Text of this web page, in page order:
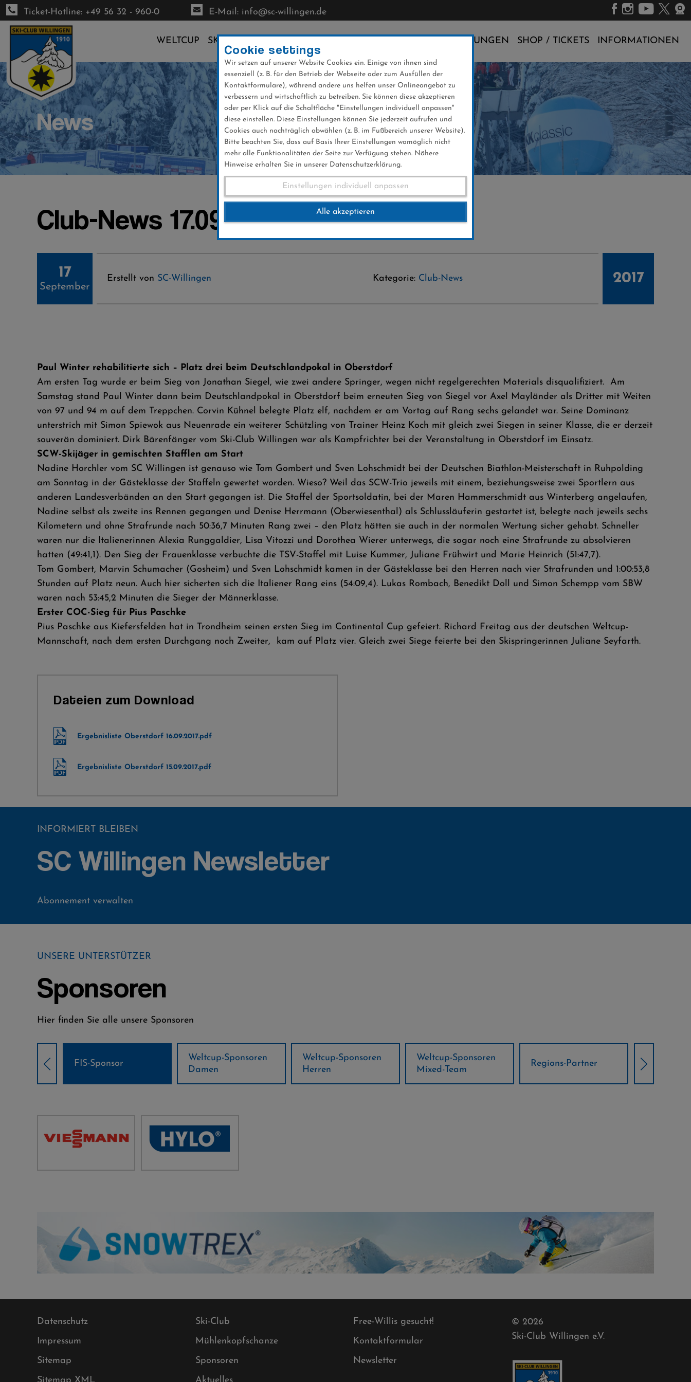
Direkt
zum
Inhalt
Ticket-Hotline: +49 56 32 - 960-0 E-Mail: info@sc-willingen.de
WELTCUP SKI-CLUB VERANSTALTUNGEN SHOP / TICKETS INFORMATIONEN
News
Club-News 17.09.2017
17
September
Erstellt von SC-Willingen Kategorie: Club-News 2017
Paul Winter rehabilitierte sich – Platz drei beim Deutschlandpokal in Oberstdorf
Am ersten Tag wurde er beim Sieg von Jonathan Siegel, wie zwei andere Springer, wegen nicht regelgerechten Materials disqualifiziert. Am
Samstag stand Paul Winter dann beim Deutschlandpokal in Oberstdorf beim erneuten Sieg von Siegel vor Axel Mayländer als Dritter mit Weiten
von 97 und 94 m auf dem Treppchen. Corvin Kühnel belegte Platz elf, nachdem er am Vortag auf Rang sechs gelandet war. Seine Dominanz
unterstrich mit Simon Spiewok aus Neuenrade ein weiterer Schützling von Trainer Heinz Koch mit gleich zwei Siegen in seiner Klasse, die er derzeit
souverän dominiert. Dirk Bärenfänger vom Ski-Club Willingen war als Kampfrichter bei der Veranstaltung in Oberstdorf im Einsatz.
SCW-Skijäger in gemischten Stafflen am Start
Nadine Horchler vom SC Willingen ist genauso wie Tom Gombert und Sven Lohschmidt bei der Deutschen Biathlon-Meisterschaft in Ruhpolding
am Sonntag in der Gästeklasse der Staffeln gewertet worden. Wieso? Weil das SCW-Trio jeweils mit einem, beziehungsweise zwei Sportlern aus
anderen Landesverbänden an den Start gegangen ist. Die Staffel der Sportsoldatin, bei der Maren Hammerschmidt aus Winterberg angelaufen,
Nadine selbst als zweite ins Rennen gegangen und Denise Herrmann (Oberwiesenthal) als Schlussläuferin gestartet ist, belegte nach jeweils sechs
Kilometern und ohne Strafrunde nach 50:36,7 Minuten Rang zwei – den Platz hätten sie auch in der normalen Wertung sicher gehabt. Schneller
waren nur die Italienerinnen Alexia Runggaldier, Lisa Vitozzi und Dorothea Wierer unterwegs, die sogar noch eine Strafrunde zu absolvieren
hatten (49:41,1). Den Sieg der Frauenklasse verbuchte die TSV-Staffel mit Luise Kummer, Juliane Frühwirt und Marie Heinrich (51:47,7).
Tom Gombert, Marvin Schumacher (Gosheim) und Sven Lohschmidt kamen in der Gästeklasse bei den Herren nach vier Strafrunden und 1:00:53,8
Stunden auf Platz neun. Auch hier sicherten sich die Italiener Rang eins (54:09,4). Lukas Rombach, Benedikt Doll und Simon Schempp vom SBW
waren nach 53:45,2 Minuten die Sieger der Männerklasse.
Erster COC-Sieg für Pius Paschke
Pius Paschke aus Kiefersfelden hat in Trondheim seinen ersten Sieg im Continental Cup gefeiert. Richard Freitag aus der deutschen Weltcup-
Mannschaft, nach dem ersten Durchgang noch Zweiter, kam auf Platz vier. Gleich zwei Siege feierte bei den Skispringerinnen Juliane Seyfarth.
Dateien zum Download
Ergebnisliste Oberstdorf 16.09.2017.pdf
Ergebnisliste Oberstdorf 15.09.2017.pdf
Cookie settings
Wir setzen auf unserer Website Cookies ein. Einige von ihnen sind
essenziell (z. B. für den Betrieb der Webseite oder zum Ausfüllen der
Kontaktformulare), während andere uns helfen unser Onlineangebot zu
verbessern und wirtschaftlich zu betreiben. Sie können diese akzeptieren
oder per Klick auf die Schaltfläche "Einstellungen individuell anpassen"
diese einstellen. Diese Einstellungen können Sie jederzeit aufrufen und
Cookies auch nachträglich abwählen (z. B. im Fußbereich unserer Website).
Bitte beachten Sie, dass auf Basis Ihrer Einstellungen womöglich nicht
mehr alle Funktionalitäten der Seite zur Verfügung stehen. Nähere
Hinweise erhalten Sie in unserer Datenschutzerklärung.
Einstellungen individuell anpassen
Alle akzeptieren
INFORMIERT BLEIBEN
SC Willingen Newsletter
Abonnement verwalten
UNSERE UNTERSTÜTZER
Sponsoren
Hier finden Sie alle unsere Sponsoren
Weltcup-Sponsoren
Damen
Weltcup-Sponsoren
Herren
Weltcup-Sponsoren
Mixed-Team
Regions-Partner
Örtliche Weltcup-
Partner
Klima
Datenschutz
Impressum
Sitemap
Ski-Club
Mühlenkopfschanze
Sponsoren
Free-Willis gesucht!
Kontaktformular
Newsletter
© 2026
Ski-Club Willingen e.V.